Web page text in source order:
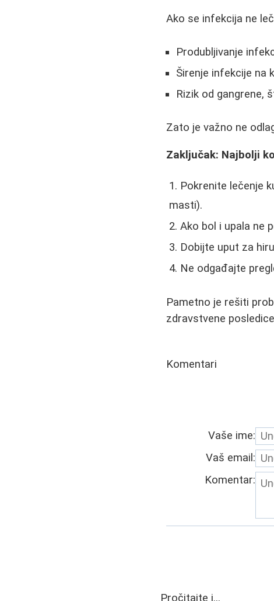
Ako se infekcija ne
Produbljivanje
Širenje infekcije na
Rizik od gangrene,
Zato je važno ne
Zaključak: Najbolji
Pokrenite lečenje
masti).
Ako bol i upala ne
Dobijte uput za
Ne odgađajte
Pametno je rešiti
zdravstvene
Komentari
Vaše ime:
Vaš email:
Komentar:
Pročitajte i...